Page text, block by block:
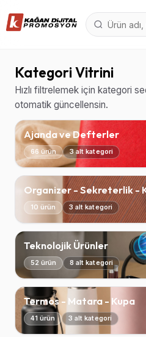
Kategori Vitrini
Hızlı filtrelemek için kategori
otomatik güncellensin.
Ajanda ve Defterler
66 ürün 3 alt kategori
Organizer - Sekreterlik -
10 ürün 3 alt kategori
Teknolojik Ürünler
52 ürün 8 alt kategori
Termos - Matara - Kupa
41 ürün 3 alt kategori